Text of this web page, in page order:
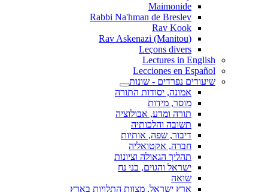
Maimonide
Rabbi Na'hman de Breslev
Rav Kook
(Rav Askenazi (Manitou
Leçons divers
Lectures in English
Lecciones en Español
שיעורים נפרדים - שונות
אמונה, יסודות התורה
מוסר, מידות
תורה ומדע, אבולוציה
תשובה והלכותיה
דיבור, שפה, אותיות
חברה, אקטואליה
תהליך הגאולה וציונות
ישראל והגוים, בני נח
שואה
ארץ ישראל, מצוות התלויות בארץ